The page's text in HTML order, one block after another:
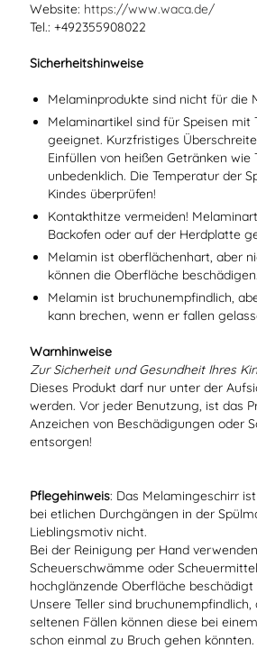
Website: https://www.waca.de/
Tel.: +492355908022
Sicherheitshinweise
Melaminprodukte sind nicht für die
Melaminartikel sind für Speisen mit
geeignet. Kurzfristiges
Einfüllen von heißen Getränken wie
unbedenklich. Die Temperatur der
Kindes überprüfen!
Kontakthitze vermeiden!
Backofen oder auf der Herdplatte
Melamin ist oberflächenhart, aber
können die Oberfläche beschädigen.
Melamin ist bruchunempfindlich,
kann brechen, wenn er fallen
Warnhinweise
Zur Sicherheit und Gesundheit Ihres
Dieses Produkt darf nur unter der
werden. Vor jeder Benutzung, ist das
Anzeichen von Beschädigungen oder
entsorgen!
Pflegehinweis: Das Melamingeschirr
bei etlichen Durchgängen in der
Lieblingsmotiv nicht.
Bei der Reinigung per Hand
Scheuerschwämme oder
hochglänzende Oberfläche beschädigt
Unsere Teller sind
seltenen Fällen können diese bei
schon einmal zu Bruch gehen